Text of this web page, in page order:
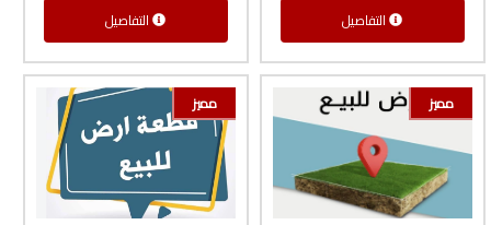
التفاصيل
التفاصيل
مميز مميز